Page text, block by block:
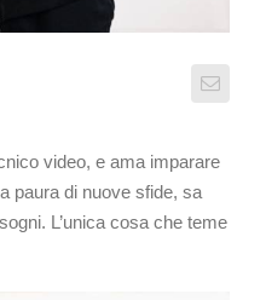
video, e ama imparare
paura di nuove sfide, sa
L’unica cosa che teme